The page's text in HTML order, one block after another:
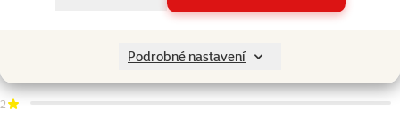
Podrobné nastavení
2